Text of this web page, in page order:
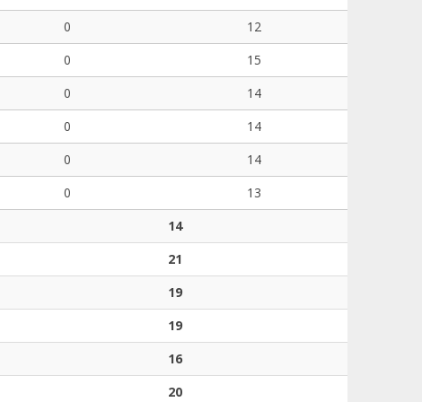
0
12
0
15
0
14
0
14
0
14
0
13
14
21
19
19
16
20